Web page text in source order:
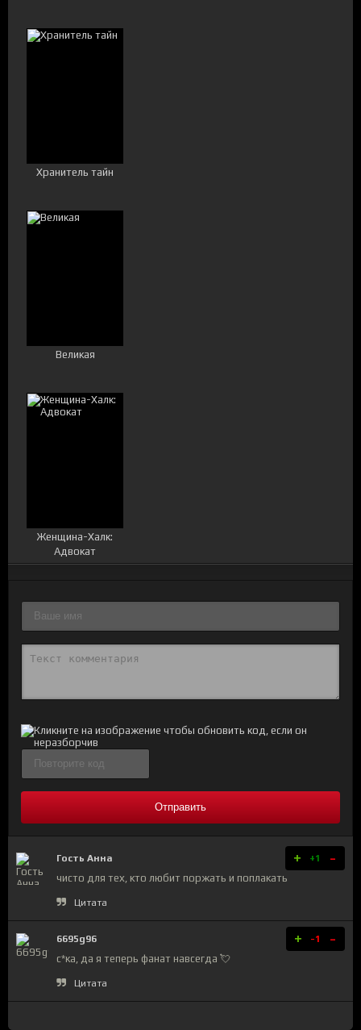
Хранитель тайн
Великая
Женщина-Халк:
Адвокат
Отправить
Гость Анна + +1 -
чисто для тех, кто любит поржать и поплакать
Цитата
6695g96 + -1 -
с*ка, да я теперь фанат навсегда 💘
Цитата